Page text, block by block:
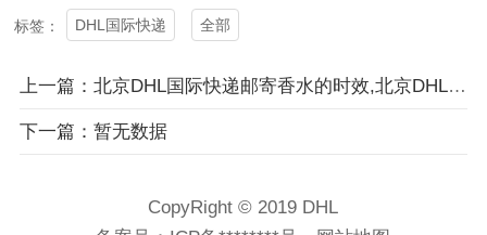
标签： DHL国际快递 全部
上一篇：北京DHL国际快递邮寄香水的时效,北京DHL国际快递上门取件电话
下一篇：暂无数据
CopyRight © 2019 DHL